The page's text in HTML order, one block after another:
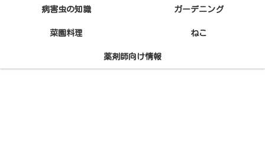
病害虫の知識 ガーデニング
菜園料理 ねこ
薬剤師向け情報